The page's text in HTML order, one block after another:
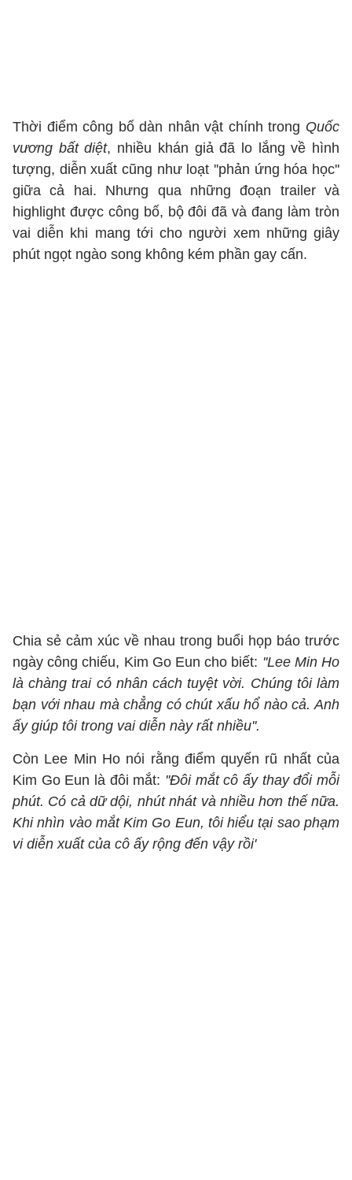
Thời điểm công bố dàn nhân vật chính trong Quốc
vương bất diệt, nhiều khán giả đã lo lắng về hình
tượng, diễn xuất cũng như loạt ''phản ứng hóa học''
giữa cả hai. Nhưng qua những đoạn trailer và
highlight được công bố, bộ đôi đã và đang làm tròn
vai diễn khi mang tới cho người xem những giây
phút ngọt ngào song không kém phần gay cấn.
Chia sẻ cảm xúc về nhau trong buổi họp báo trước
ngày công chiếu, Kim Go Eun cho biết: ''Lee Min Ho
là chàng trai có nhân cách tuyệt vời. Chúng tôi làm
bạn với nhau mà chẳng có chút xấu hổ nào cả. Anh
ấy giúp tôi trong vai diễn này rất nhiều''.
Còn Lee Min Ho nói rằng điểm quyến rũ nhất của
Kim Go Eun là đôi mắt: ''Đôi mắt cô ấy thay đổi mỗi
phút. Có cả dữ dội, nhút nhát và nhiều hơn thế nữa.
Khi nhìn vào mắt Kim Go Eun, tôi hiểu tại sao phạm
vi diễn xuất của cô ấy rộng đến vậy rồi'